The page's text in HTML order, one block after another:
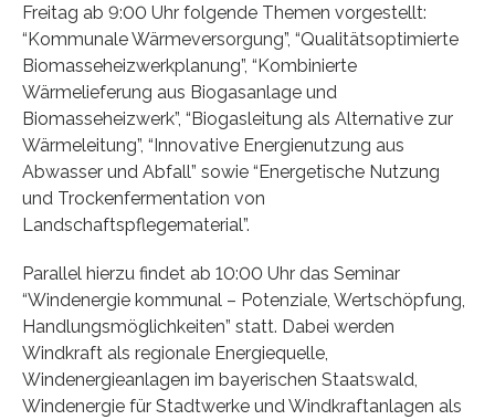
Freitag ab 9:00 Uhr folgende Themen vorgestellt:
“Kommunale Wärmeversorgung”, “Qualitätsoptimierte
Biomasseheizwerkplanung”, “Kombinierte
Wärmelieferung aus Biogasanlage und
Biomasseheizwerk”, “Biogasleitung als Alternative zur
Wärmeleitung”, “Innovative Energienutzung aus
Abwasser und Abfall” sowie “Energetische Nutzung
und Trockenfermentation von
Landschaftspflegematerial”.
Parallel hierzu findet ab 10:00 Uhr das Seminar
“Windenergie kommunal – Potenziale, Wertschöpfung,
Handlungsmöglichkeiten” statt. Dabei werden
Windkraft als regionale Energiequelle,
Windenergieanlagen im bayerischen Staatswald,
Windenergie für Stadtwerke und Windkraftanlagen als